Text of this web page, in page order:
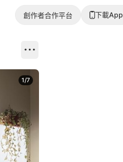
創作者合作平台 下載App
1/7